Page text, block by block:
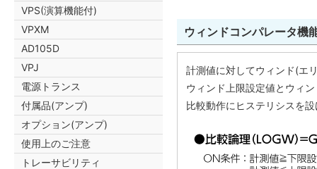
ウィンドコンパレータ機
計測値に対してウィンド(エ
ウィンド上限設定値とウィ
比較動作にヒステリシスを
VPS(演算機能付)
VPXM
AD105D
VPJ
電源トランス
付属品(アンプ)
オプション(アンプ)
使用上のご注意
トレーサビリティ